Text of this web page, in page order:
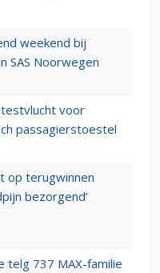
weekend bij
SAS Noorwegen
voor
passagierstoestel
op terugwinnen
bezorgend’
telg 737 MAX-familie